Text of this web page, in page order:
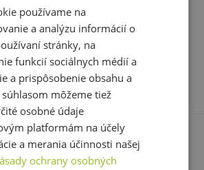
s perníčkem co měli loni, tak tento
Není přeslazený, jen na mě málo
už je osobní problém. Takže za mě
18. 11. 2022 v 22:37
se podíváš! Kombinace mandliček a
používame na
a analýzu informácií o
stránky, na
funkcií sociálnych médií a
a prispôsobenie obsahu a
môžeme tiež
osobné údaje
platformám na účely
a merania účinnosti našej
ochrany osobných